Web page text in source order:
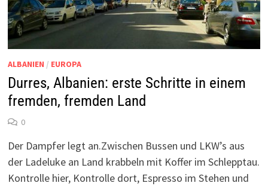
ALBANIEN / EUROPA
Durres, Albanien: erste Schritte in einem
fremden, fremden Land
0
Der Dampfer legt an.Zwischen Bussen und LKW’s aus
der Ladeluke an Land krabbeln mit Koffer im Schlepptau.
Kontrolle hier, Kontrolle dort, Espresso im Stehen und